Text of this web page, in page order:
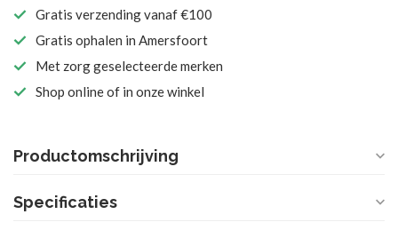
Gratis verzending vanaf €100
Gratis ophalen in Amersfoort
Met zorg geselecteerde merken
Shop online of in onze winkel
Productomschrijving
Specificaties